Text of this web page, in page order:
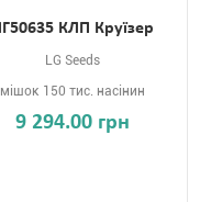
КЛП Круїзер
LG Seeds
мішок 150 тис. насінин
9 294.00 грн